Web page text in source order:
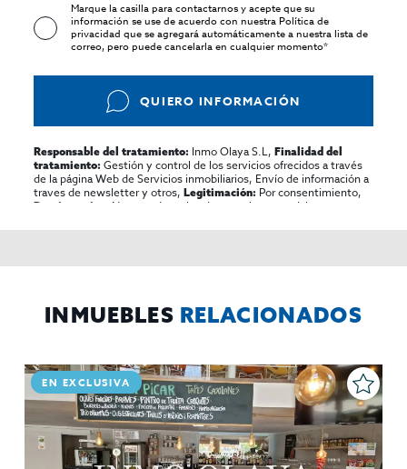
Marque la casilla para contactarnos y acepte que su
información se use de acuerdo con nuestraPolítica de
privacidadque se agregará automáticamente a nuestra lista de
correo, pero puede cancelarla en cualquier momento*
QUIERO INFORMACIÓN
Responsable del tratamiento: Inmo Olaya S.L,Finalidad del
tratamiento: Gestión y control de los servicios ofrecidos a través
de la página Web de Servicios inmobiliarios, Envío de información a
traves de newsletter y otros,Legitimación: Por consentimiento,
Destinatarios:
No se cederan los datos, salvo para elaborar
rectificar y suprimir los datos, solicitar la portabilidad de los
INMUEBLES RELACIONADOS
EN EXCLUSIVA